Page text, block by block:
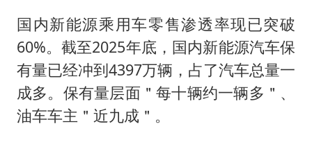
国内新能源乘用车零售渗透率现已突破
60%。截至2025年底，国内新能源汽车保
有量已经冲到4397万辆，占了汽车总量一
成多。保有量层面＂每十辆约一辆多＂、
油车车主＂近九成＂。